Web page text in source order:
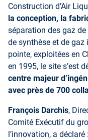
Construction d’Air
la conception, la
séparation des gaz de
de synthèse et de
pointe, exploitées en
en 1995, le site s’est
centre majeur
avec près de 700
François Darchis,
Comité Exécutif du
l’innovation, a déclaré :